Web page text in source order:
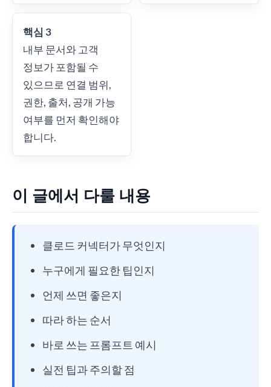
핵심 3
내부 문서와 고객
정보가 포함될 수
있으므로 연결 범위,
권한, 출처, 공개 가능
여부를 먼저 확인해야
합니다.
이 글에서 다룰 내용
클로드 커넥터가 무엇인지
누구에게 필요한 팁인지
언제 쓰면 좋은지
따라 하는 순서
바로 쓰는 프롬프트 예시
실전 팁과 주의할 점